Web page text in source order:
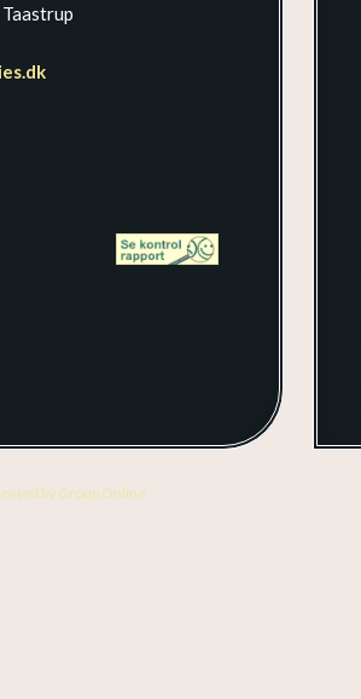
by Group Online